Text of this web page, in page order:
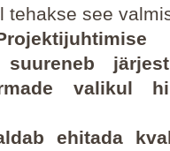
tehakse see
suureneb
valikul
ehitada